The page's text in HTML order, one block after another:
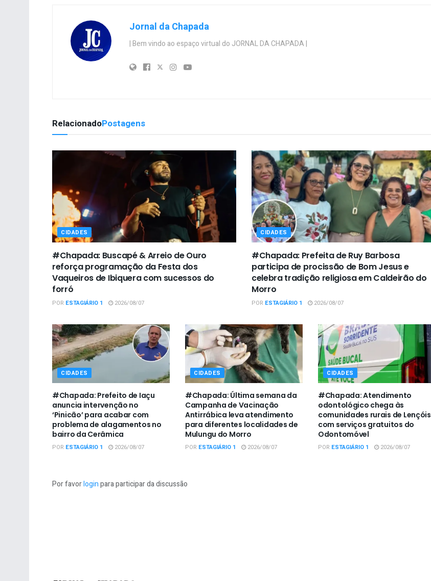
Jornal da Chapada
| Bem vindo ao espaço virtual do JORNAL DA CHAPADA |
RelacionadoPostagens
CIDADES
#Chapada: Buscapé & Arreio de Ouro
reforça programação da Festa dos
Vaqueiros de Ibiquera com sucessos do
forró
POR ESTAGIÁRIO 1 2026/08/07
CIDADES
#Chapada: Prefeita de Ruy Barbosa
participa de procissão de Bom Jesus e
celebra tradição religiosa em Caldeirão do
Morro
POR ESTAGIÁRIO 1 2026/08/07
CIDADES
#Chapada: Prefeito de Iaçu
anuncia intervenção no
‘Pinicão’ para acabar com
problema de alagamentos no
bairro da Cerâmica
POR ESTAGIÁRIO 1 2026/08/07
CIDADES
#Chapada: Última semana da
Campanha de Vacinação
Antirrábica leva atendimento
para diferentes localidades de
Mulungu do Morro
POR ESTAGIÁRIO 1 2026/08/07
CIDADES
#Chapada: Atendimento
odontológico chega às
comunidades rurais de Lençóis
com serviços gratuitos do
Odontomóvel
POR ESTAGIÁRIO 1 2026/08/07
Por favorloginpara participar da discussão